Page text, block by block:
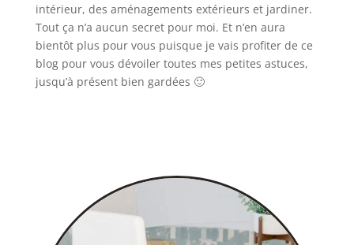
intérieur, des aménagements extérieurs et jardiner.
Tout ça n’a aucun secret pour moi. Et n’en aura
bientôt plus pour vous puisque je vais profiter de ce
blog pour vous dévoiler toutes mes petites astuces,
jusqu’à présent bien gardées 🙂